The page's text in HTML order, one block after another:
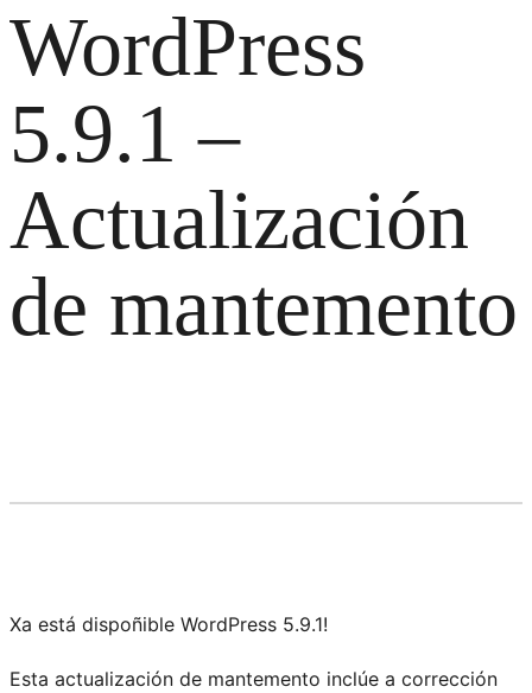
WordPress
5.9.1 –
Actualización
de mantemento
Xa está dispoñible WordPress 5.9.1!
Esta actualización de mantemento inclúe a corrección